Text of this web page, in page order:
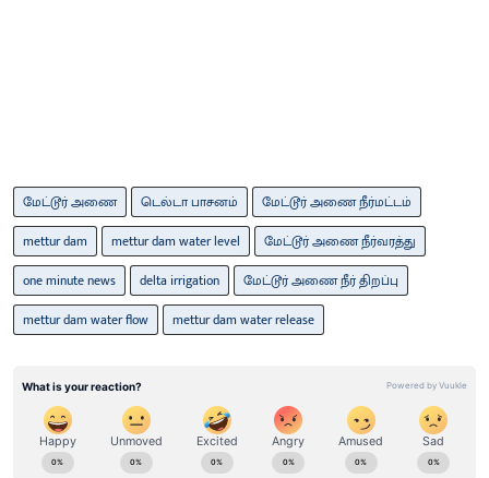
மேட்டூர் அணை டெல்டா பாசனம்
மேட்டூர் அணை நீர்மட்டம்
mettur dam
mettur dam water level
மேட்டூர் அணை நீர்வரத்து
one minute news
delta irrigation
மேட்டூர் அணை நீர் திறப்பு
mettur dam water flow
mettur dam water release